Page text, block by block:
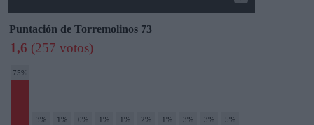
Puntación de Torremolinos 73
1,6 (257 votos)
75%
3% 1% 0% 1% 1% 2% 1% 3% 3% 5%